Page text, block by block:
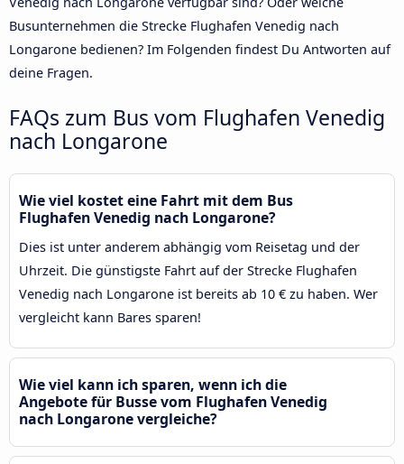
Busunternehmen die Strecke Flughafen Venedig nach
Longarone bedienen? Im Folgenden findest Du Antworten auf
deine Fragen.
FAQs zum Bus vom Flughafen Venedig
nach Longarone
Wie viel kostet eine Fahrt mit dem Bus
Flughafen Venedig nach Longarone?
Dies ist unter anderem abhängig vom Reisetag und der
Uhrzeit. Die günstigste Fahrt auf der Strecke Flughafen
Venedig nach Longarone ist bereits ab 10 € zu haben. Wer
vergleicht kann Bares sparen!
Wie viel kann ich sparen, wenn ich die
Angebote für Busse vom Flughafen Venedig
nach Longarone vergleiche?